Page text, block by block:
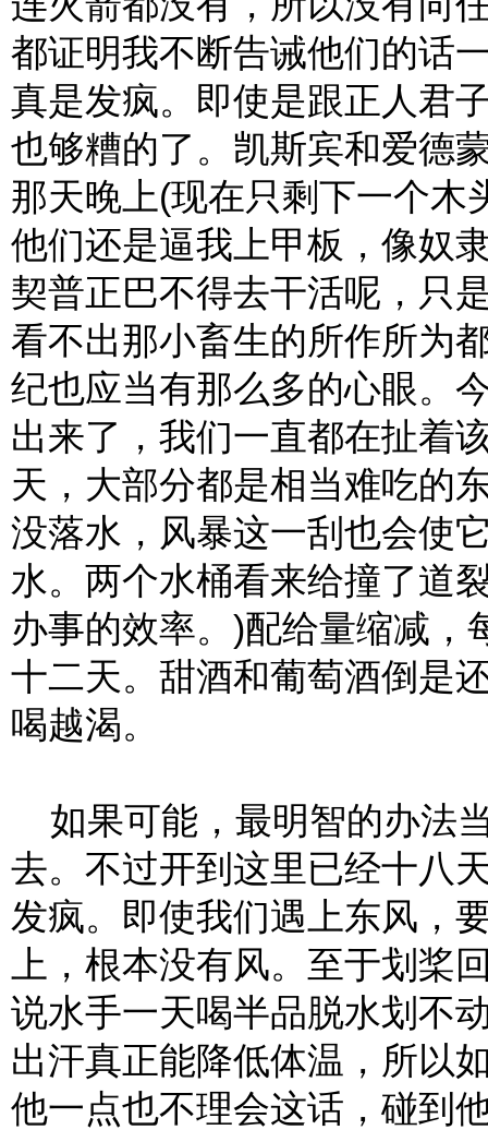
都证明我不断告诫他们的话
真是发疯。即使是跟正人君
也够糟的了。凯斯宾和爱德
那天晚上(现在只剩下一个木
他们还是逼我上甲板，像奴
契普正巴不得去干活呢，只
看不出那小畜生的所作所为
纪也应当有那么多的心眼。
出来了，我们一直都在扯着
天，大部分都是相当难吃的
没落水，风暴这一刮也会使
水。两个水桶看来给撞了道
办事的效率。)配给量缩减，
十二天。甜酒和葡萄酒倒是
喝越渴。
如果可能，最明智的办法
去。不过开到这里已经十八
发疯。即使我们遇上东风
上，根本没有风。至于划桨
说水手一天喝半品脱水划不
出汗真正能降低体温，所以
他一点也不理会这话，碰到